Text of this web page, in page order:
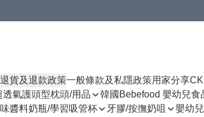
退貨及退款政策一般條款及私隱政策用家分享
氣護頭型枕頭/用品 韓國Bebefood 嬰幼兒食
醬料奶瓶/學習吸管杯 牙膠/按撫奶咀 嬰幼